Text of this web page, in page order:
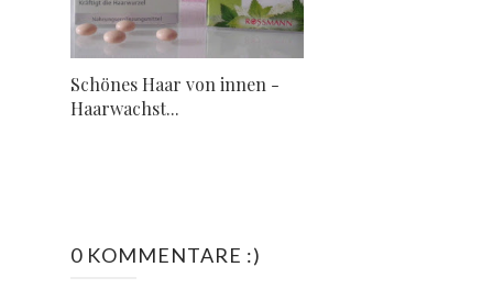
Schönes Haar von innen -
Haarwachst...
0 KOMMENTARE :)